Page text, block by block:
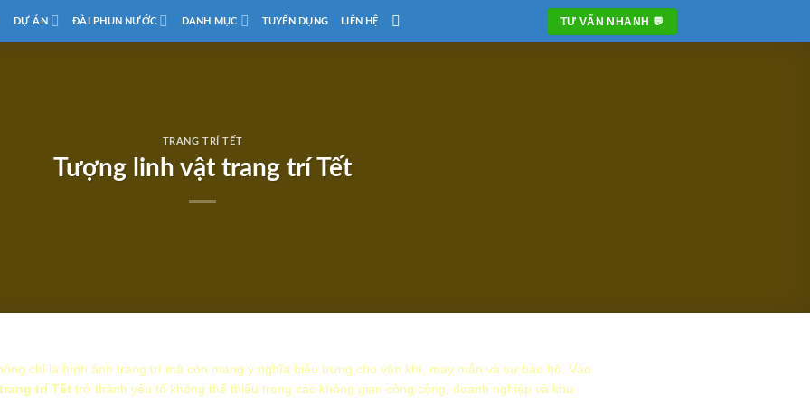
DỰ ÁN ĐÀI PHUN NƯỚC DANH MỤC TUYỂN DỤNG LIÊN HỆ TƯ VẤN NHANH 💬
TRANG TRÍ TẾT
Tượng linh vật trang trí Tết
chỉ là hình ảnh trang trí mà còn mang ý nghĩa biểu trưng cho vận khí, may mắn và sự bảo hộ. Vào
trí Tết trở thành yếu tố không thể thiếu trong các không gian công cộng, doanh nghiệp và khu